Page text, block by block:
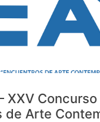
XXV
de Arte